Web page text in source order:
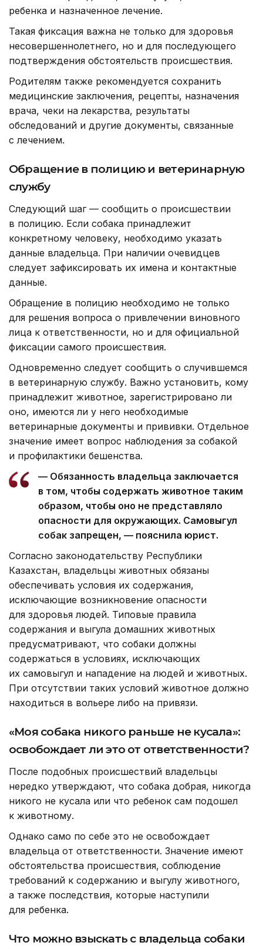
ребенка и назначенное лечение.
Такая фиксация важна не только для здоровья
несовершеннолетнего, но и для последующего
подтверждения обстоятельств происшествия.
Родителям также рекомендуется сохранить
медицинские заключения, рецепты, назначения
врача, чеки на лекарства, результаты
обследований и другие документы, связанные
с лечением.
Обращение в полицию и ветеринарную
службу
Следующий шаг — сообщить о происшествии
в полицию. Если собака принадлежит
конкретному человеку, необходимо указать
данные владельца. При наличии очевидцев
следует зафиксировать их имена и контактные
данные.
Обращение в полицию необходимо не только
для решения вопроса о привлечении виновного
лица к ответственности, но и для официальной
фиксации самого происшествия.
Одновременно следует сообщить о случившемся
в ветеринарную службу. Важно установить, кому
принадлежит животное, зарегистрировано ли
оно, имеются ли у него необходимые
ветеринарные документы и прививки. Отдельное
значение имеет вопрос наблюдения за собакой
и профилактики бешенства.
— Обязанность владельца заключается
в том, чтобы содержать животное таким
образом, чтобы оно не представляло
опасности для окружающих. Самовыгул
собак запрещен, — пояснила юрист.
Согласно законодательству Республики
Казахстан, владельцы животных обязаны
обеспечивать условия их содержания,
исключающие возникновение опасности
для здоровья людей. Типовые правила
содержания и выгула домашних животных
предусматривают, что собаки должны
содержаться в условиях, исключающих
их самовыгул и нападение на людей и животных.
При отсутствии таких условий животное должно
находиться в вольере либо на привязи.
«Моя собака никого раньше не кусала»:
освобождает ли это от ответственности?
После подобных происшествий владельцы
нередко утверждают, что собака добрая, никогда
никого не кусала или что ребенок сам подошел
к животному.
Однако само по себе это не освобождает
владельца от ответственности. Значение имеют
обстоятельства происшествия, соблюдение
требований к содержанию и выгулу животного,
а также последствия, которые наступили
для ребенка.
Что можно взыскать с владельца собаки